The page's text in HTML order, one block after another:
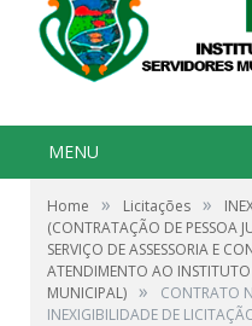
MENU
Home » Licitações »
(CONTRATAÇÃO DE PESSOA
SERVIÇO DE ASSESSORIA E
ATENDIMENTO AO INSTITUTO
MUNICIPAL) »
CONTRATO
INEXIGIBILIDADE DE